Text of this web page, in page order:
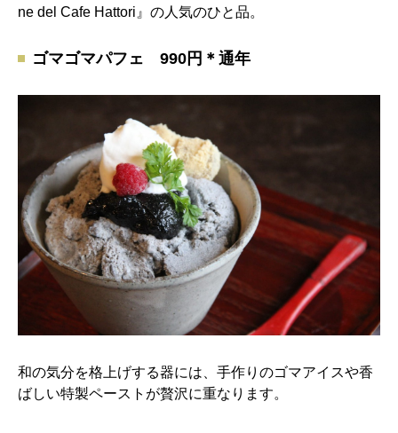
ne del Cafe Hattori』の人気のひと品。
ゴマゴマパフェ 990円＊通年
和の気分を格上げする器には、手作りのゴマアイスや香
ばしい特製ペーストが贅沢に重なります。